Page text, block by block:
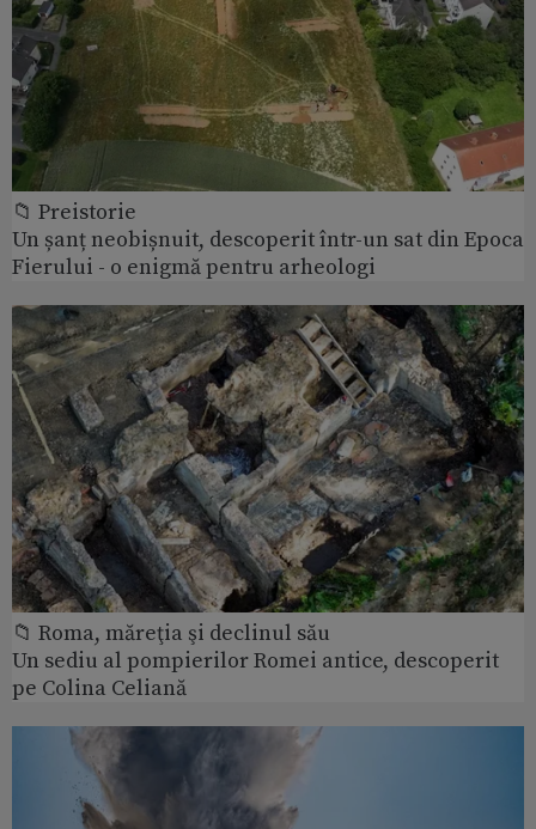
📁 Preistorie
Un șanț neobișnuit, descoperit într-un sat din Epoca
Fierului - o enigmă pentru arheologi
📁 Roma, măreţia şi declinul său
Un sediu al pompierilor Romei antice, descoperit
pe Colina Celiană